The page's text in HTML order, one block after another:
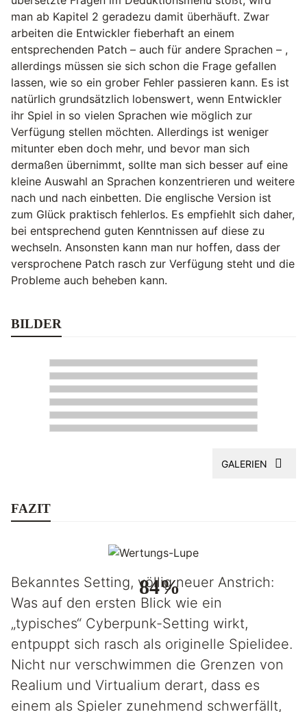
man ab Kapitel 2 geradezu damit überhäuft. Zwar
arbeiten die Entwickler fieberhaft an einem
entsprechenden Patch – auch für andere Sprachen – ,
allerdings müssen sie sich schon die Frage gefallen
lassen, wie so ein grober Fehler passieren kann. Es ist
natürlich grundsätzlich lobenswert, wenn Entwickler
ihr Spiel in so vielen Sprachen wie möglich zur
Verfügung stellen möchten. Allerdings ist weniger
mitunter eben doch mehr, und bevor man sich
dermaßen übernimmt, sollte man sich besser auf eine
kleine Auswahl an Sprachen konzentrieren und weitere
nach und nach einbetten. Die englische Version ist
zum Glück praktisch fehlerlos. Es empfiehlt sich daher,
bei entsprechend guten Kenntnissen auf diese zu
wechseln. Ansonsten kann man nur hoffen, dass der
versprochene Patch rasch zur Verfügung steht und die
Probleme auch beheben kann.
BILDER
GALERIEN
FAZIT
84%
Bekanntes Setting, völlig neuer Anstrich:
Was auf den ersten Blick wie ein
„typisches“ Cyberpunk-Setting wirkt,
entpuppt sich rasch als originelle Spielidee.
Nicht nur verschwimmen die Grenzen von
Realium und Virtualium derart, dass es
einem als Spieler zunehmend schwerfällt,